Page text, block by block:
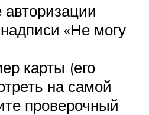
«Не могу
карты (его
на самой
проверочный